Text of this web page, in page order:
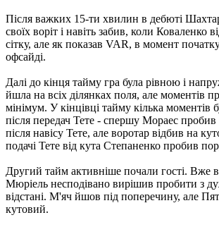
Після важких 15-ти хвилин в дебюті
своїх воріт і навіть забив, коли Коваленко
сітку, але як показав VAR, в момент
офсайді.
Далі до кінця тайму гра була рівною і
йшла на всіх ділянках поля, але моментів
мінімум. У кінцівці тайму кілька моментів
після передач Тете - спершу Мораес
після навісу Тете, але воротар відбив на
подачі Тете від кута Степаненко пробив
Другий тайм активніше почали гості. Вже
Мюріель несподівано вирішив пробити з
відстані. М'яч йшов під поперечину, але
кутовий.